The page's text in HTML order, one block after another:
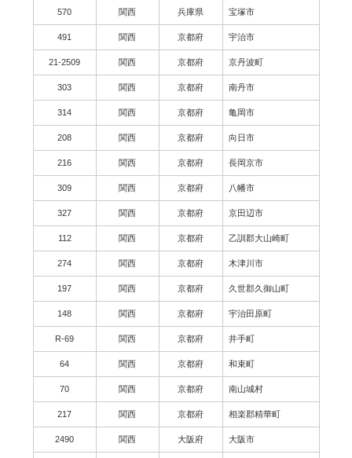
570 関西 兵庫県 宝塚市
491 関西 京都府 宇治市
21-2509 関西 京都府 京丹波町
303 関西 京都府 南丹市
314 関西 京都府 亀岡市
208 関西 京都府 向日市
216 関西 京都府 長岡京市
309 関西 京都府 八幡市
327 関西 京都府 京田辺市
112 関西 京都府 乙訓郡大山崎町
274 関西 京都府 木津川市
197 関西 京都府 久世郡久御山町
148 関西 京都府 宇治田原町
R-69 関西 京都府 井手町
64 関西 京都府 和束町
70 関西 京都府 南山城村
217 関西 京都府 相楽郡精華町
2490 関西 大阪府 大阪市